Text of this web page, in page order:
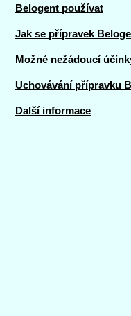
Belogent používat
Jak se přípravek
Možné nežádoucí
Uchovávání přípravku
Další informace